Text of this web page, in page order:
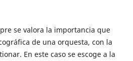
se valora la importancia que
de una orquesta, con la
En este caso se escoge a la